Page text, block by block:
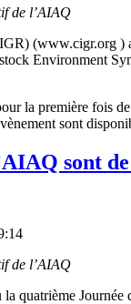
de l’AIAQ
(www.cigr.org )
Environment
la première fois
sont
sont
de l’AIAQ
quatrième